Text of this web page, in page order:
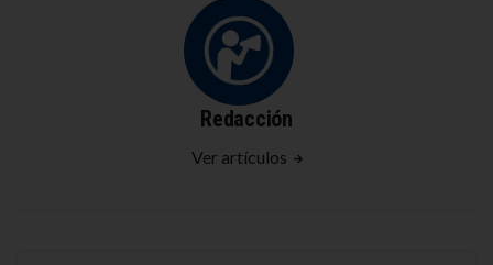
Redacción
Ver artículos